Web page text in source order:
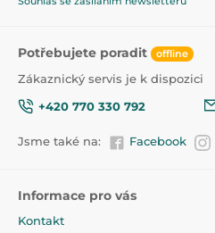
Potřebujete poradit offline
Zákaznický servis je k dispozici
+420 770 330 792
Jsme také na: Facebook
Informace pro vás
Kontakt